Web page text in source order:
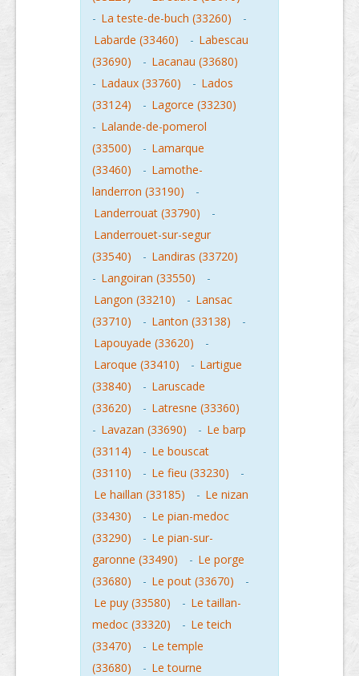
- La teste-de-buch (33260)
-
Labarde (33460)
- Labescau
(33690)
- Lacanau (33680)
- Ladaux (33760) - Lados
(33124)
- Lagorce (33230)
- Lalande-de-pomerol
(33500)
- Lamarque
(33460)
- Lamothe-
landerron (33190)
-
Landerrouat (33790)
-
Landerrouet-sur-segur
(33540)
- Landiras (33720)
- Langoiran (33550)
-
Langon (33210)
- Lansac
(33710)
- Lanton (33138)
-
Lapouyade (33620)
-
Laroque (33410)
- Lartigue
(33840)
- Laruscade
(33620)
- Latresne (33360)
- Lavazan (33690) - Le barp
(33114)
- Le bouscat
(33110)
- Le fieu (33230)
-
Le haillan (33185)
- Le nizan
(33430)
- Le pian-medoc
(33290)
- Le pian-sur-
garonne (33490)
- Le porge
(33680)
- Le pout (33670)
-
Le puy (33580)
- Le taillan-
medoc (33320)
- Le teich
(33470)
- Le temple
(33680)
- Le tourne